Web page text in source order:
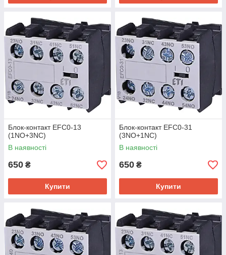
Блок-контакт EFC0-13
(1NO+3NC)
В наявності
650 ₴
Купити
Блок-контакт EFC0-31
(3NO+1NC)
В наявності
650 ₴
Купити